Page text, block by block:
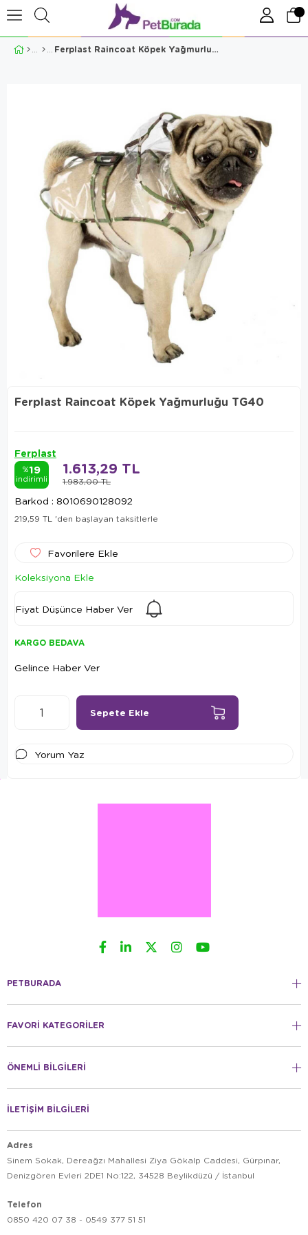
Ferplast Raincoat Köpek Yağmurluğu TG40
Ferplast Raincoat Köpek Yağmurluğu TG40
Ferplast
%19
indirimli 1.983,00 TL
1.613,29 TL
Barkod : 8010690128092
219,59 TL 'den başlayan taksitlerle
Favorilere Ekle
Koleksiyona Ekle
Fiyat Düşünce Haber Ver
KARGO BEDAVA
Gelince Haber Ver
Yorum Yaz
PETBURADA
FAVORİ KATEGORİLER
ÖNEMLİ BİLGİLERİ
İLETİŞİM BİLGİLERİ
Adres
Sinem Sokak, Dereağzı Mahallesi Ziya Gökalp Caddesi, Gürpınar,
Denizgören Evleri 2DE1 No:122, 34528 Beylikdüzü / İstanbul
Telefon
0850 420 07 38 - 0549 377 51 51